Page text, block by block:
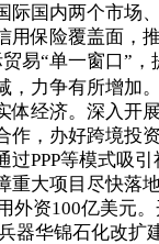
际国内两个市场
用保险覆盖面，
易“单一窗口”，
，力争有所增加
体经济。深入开
作，办好跨境投
PPP等模式吸引
重大项目尽快落
外资100亿美元
器华锦石化改扩